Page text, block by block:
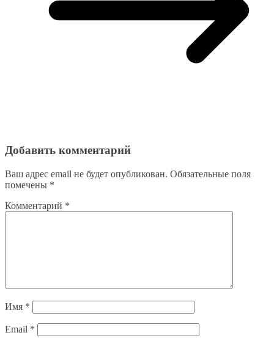
Добавить комментарий
Ваш адрес email не будет опубликован. Обязательные поля
помечены *
Комментарий *
Имя *
Email *